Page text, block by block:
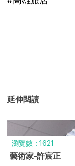
延伸閱讀
瀏覽數：1621
藝術家-許宸正